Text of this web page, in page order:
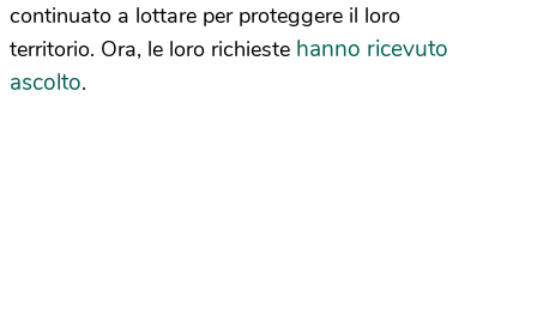
continuato a lottare per proteggere il loro
territorio. Ora, le loro richieste hanno ricevuto
ascolto.